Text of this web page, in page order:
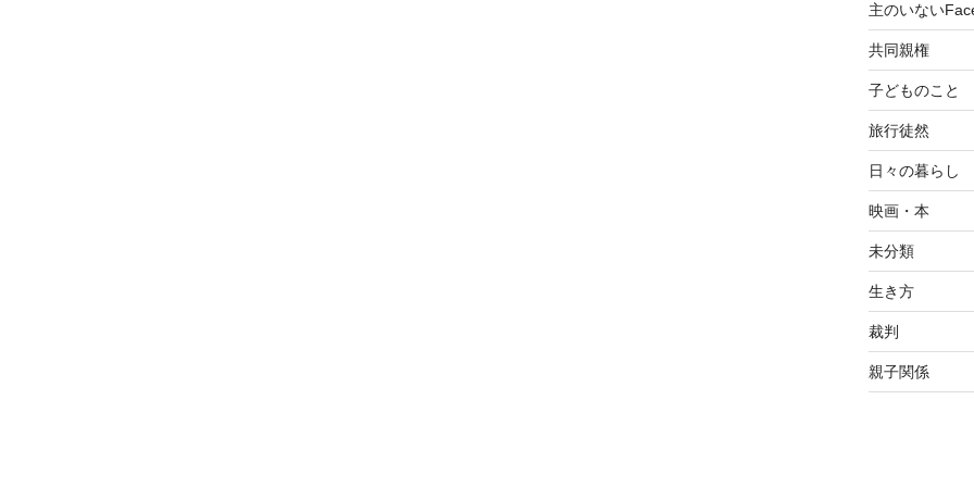
主のいない
共同親権
子どものこと
旅行徒然
日々の暮らし
映画・本
未分類
生き方
裁判
親子関係